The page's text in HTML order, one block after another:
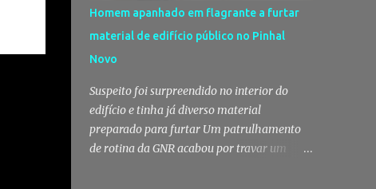
Homem apanhado em flagrante a furtar
material de edifício público no Pinhal
Novo
Suspeito foi surpreendido no interior do
edifício e tinha já diverso material
preparado para furtar Um patrulhamento
de rotina da GNR acabou por travar um